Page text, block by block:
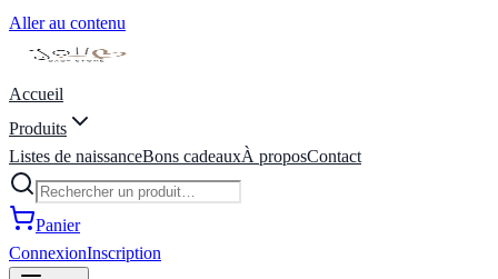
Aller au contenu
Accueil
Produits
Listes de naissanceBons cadeauxÀ proposContact
Panier
ConnexionInscription